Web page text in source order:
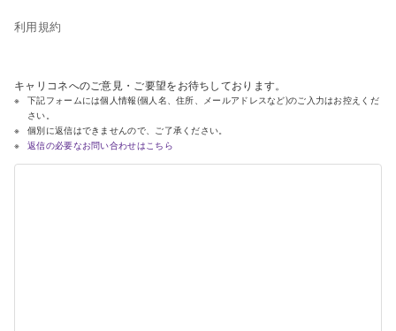
利用規約
キャリコネへのご意見・ご要望をお待ちしております。
下記フォームには個人情報(個人名、住所、メールアドレスなど)のご入力はお控えくだ
さい。
個別に返信はできませんので、ご了承ください。
返信の必要なお問い合わせはこちら